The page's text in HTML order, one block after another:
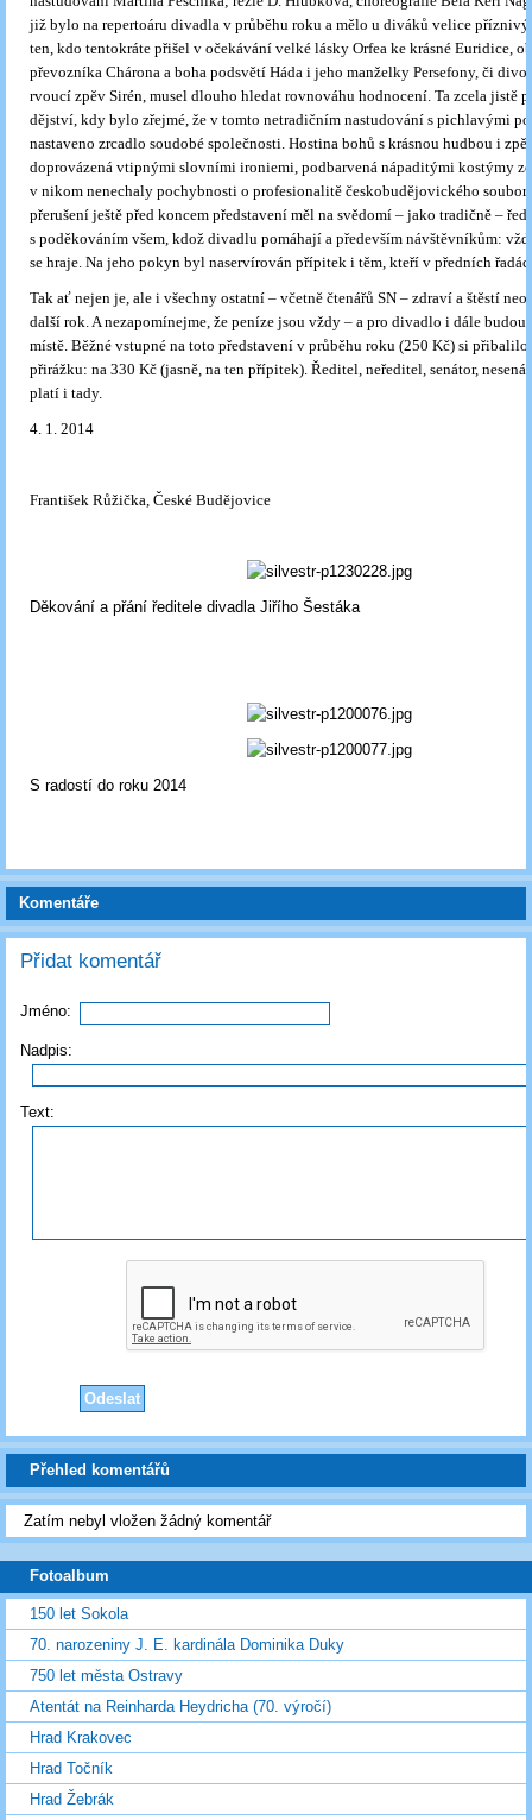
již bylo na repertoáru divadla v průběhu roku a mělo u diváků velice příznivý
ten, kdo tentokráte přišel v očekávání velké lásky Orfea ke krásné Euridice,
převozníka Chárona a boha podsvětí Háda i jeho manželky Persefony, či
rvoucí zpěv Sirén, musel dlouho hledat rovnováhu hodnocení. Ta zcela jistě
dějství, kdy bylo zřejmé, že v tomto netradičním nastudování s pichlavými
nastaveno zrcadlo soudobé společnosti. Hostina bohů s krásnou hudbou i
doprovázená vtipnými slovními ironiemi, podbarvená nápaditými kostýmy
v nikom nenechaly pochybnosti o profesionalitě českobudějovického
přerušení ještě před koncem představení měl na svědomí – jako tradičně –
s poděkováním všem, kdož divadlu pomáhají a především návštěvníkům:
se hraje. Na jeho pokyn byl naservírován přípitek i těm, kteří v předních
Tak ať nejen je, ale i všechny ostatní – včetně čtenářů SN – zdraví a štěstí
další rok. A nezapomínejme, že peníze jsou vždy – a pro divadlo i dále budou
místě. Běžné vstupné na toto představení v průběhu roku (250 Kč) si
přirážku: na 330 Kč (jasně, na ten přípitek). Ředitel, neředitel, senátor,
platí i tady.
4. 1. 2014
František Růžička, České Budějovice
Děkování a přání ředitele divadla Jiřího Šestáka
S radostí do roku 2014
Komentáře
Přidat komentář
Jméno:
Nadpis:
Text:
Přehled komentářů
Zatím nebyl vložen žádný komentář
Fotoalbum
150 let Sokola
70. narozeniny J. E. kardinála Dominika Duky
750 let města Ostravy
Atentát na Reinharda Heydricha (70. výročí)
Hrad Krakovec
Hrad Točník
Hrad Žebrák